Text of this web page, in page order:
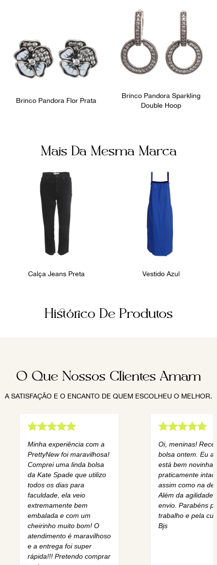
Brinco Pandora Flor Prata
Brinco Pandora Sparkling
Double Hoop
Mais Da Mesma Marca
Calça Jeans Preta Vestido Azul
Histórico De Produtos
O Que Nossos Clientes Amam
A SATISFAÇÃO E O ENCANTO DE QUEM ESCOLHEU O MELHOR.
Minha experiência com a
PrettyNew foi maravilhosa!
Comprei uma linda bolsa
da Kate Spade que utilizo
todos os dias para
faculdade, ela veio
extremamente bem
embalada e com um
cheirinho muito bom! O
atendimento é maravilhoso
e a entrega foi super
rápida!!! Pretendo comprar
Oi, meninas!
bolsa ontem. Eu
está bem novinha,
praticamente
assim como na
Além da agilidade
envio. Parabéns
trabalho e pela
Bjs